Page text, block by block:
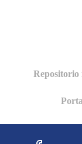
Repositorio